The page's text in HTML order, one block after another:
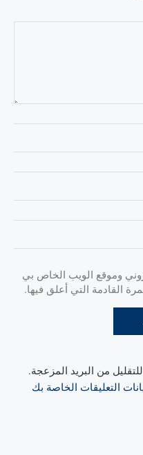
وموقع الويب الخاص بي
القادمة التي أعلق فيها.
من البريد المزعجة.
التعليقات الخاصة بك